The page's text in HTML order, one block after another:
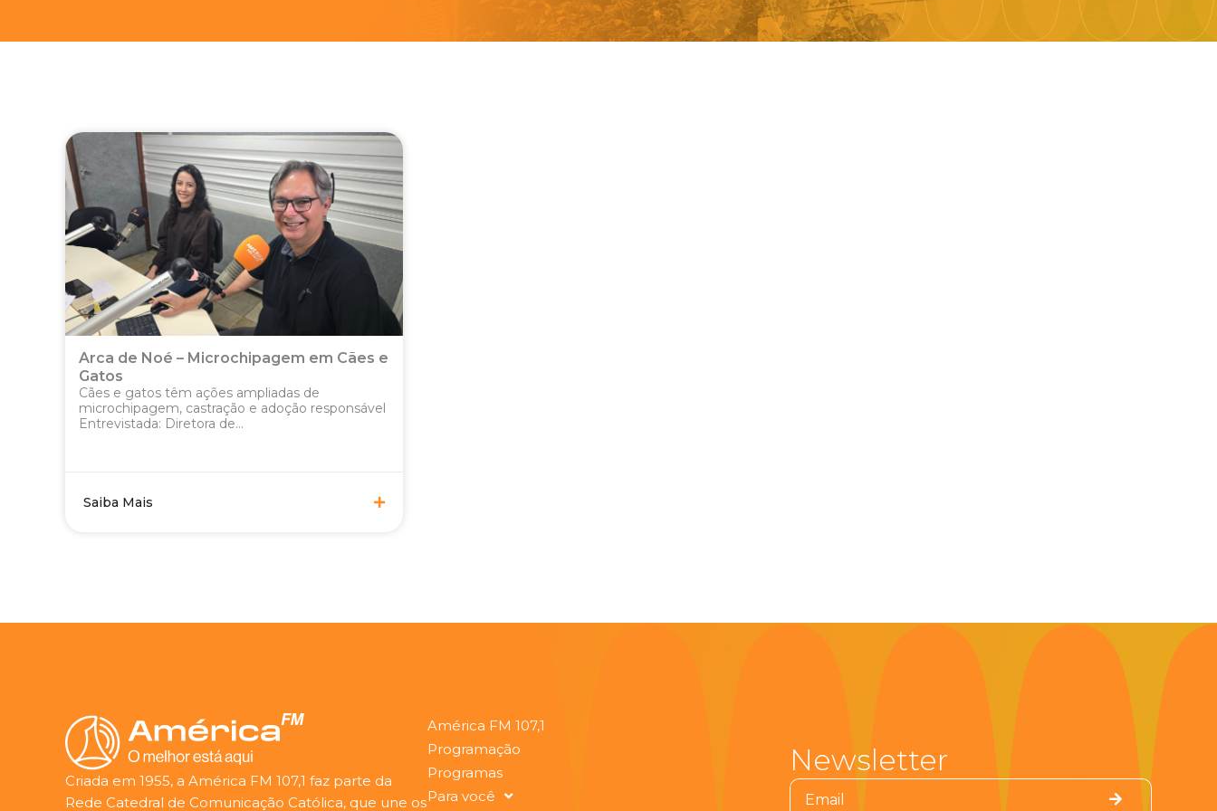
Arca de Noé – Microchipagem em Cães e
Gatos
Cães e gatos têm ações ampliadas de
microchipagem, castração e adoção responsável
Entrevistada: Diretora de...
Saiba Mais
Criada em 1955, a América FM 107,1 faz parte da
Rede Catedral de Comunicação Católica, que une os
América FM 107,1
Programação
Programas
Para você
Newsletter
Email Submit